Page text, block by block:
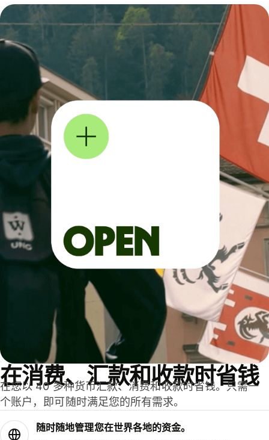
在消费、汇款和收款时省钱
在您以 40 多种货币汇款、消费和收款时省钱。只需一
个账户，即可随时满足您的所有需求。
随时随地管理您在世界各地的资金。